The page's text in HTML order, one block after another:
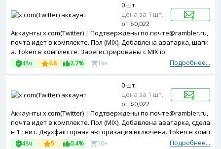
Аккаунты x.com(Twitter) | Подтверждены по почте@rambler.ru,
почта идет в комплекте. Пол (MIX). Добавлена аватарка, шапк
а. Token в комплекте. Зарегистрированы с MIX ip.
Подробнее...
48ч 4.8 2.7% 1k+
0 шт.
Цена за 1 шт.
от $0,022
Аккаунты x.com(Twitter) | Подтверждены по почте@rambler.ru,
почта идет в комплекте. Пол (MIX). Добавлена аватарка, сдела
н 1 твит. Двухфакторная авторизация включена. Token в комп
лекте. Зарегистрированы с MIX ip.
Подробнее...
48ч 5 0.4% 10+
0 шт.
Цена за 1 шт.
от $0,022